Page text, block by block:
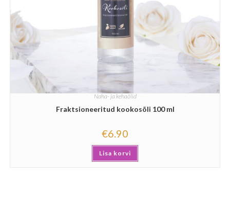
Naha- ja kehaõlid
Fraktsioneeritud kookosõli 100 ml
€6.90
Lisa korvi